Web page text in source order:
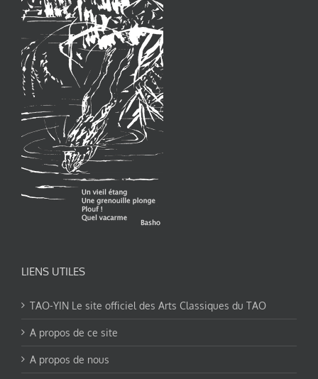
LIENS UTILES
TAO-YIN Le site officiel des Arts Classiques du TAO
A propos de ce site
A propos de nous